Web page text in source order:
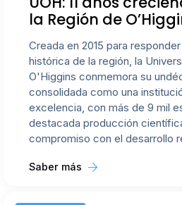
la Región de
Creada en 2015 para
histórica de la región, la
O'Higgins conmemora su
consolidada como una
excelencia, con más de 9 mil
destacada producción
compromiso con el desarrollo
Saber más